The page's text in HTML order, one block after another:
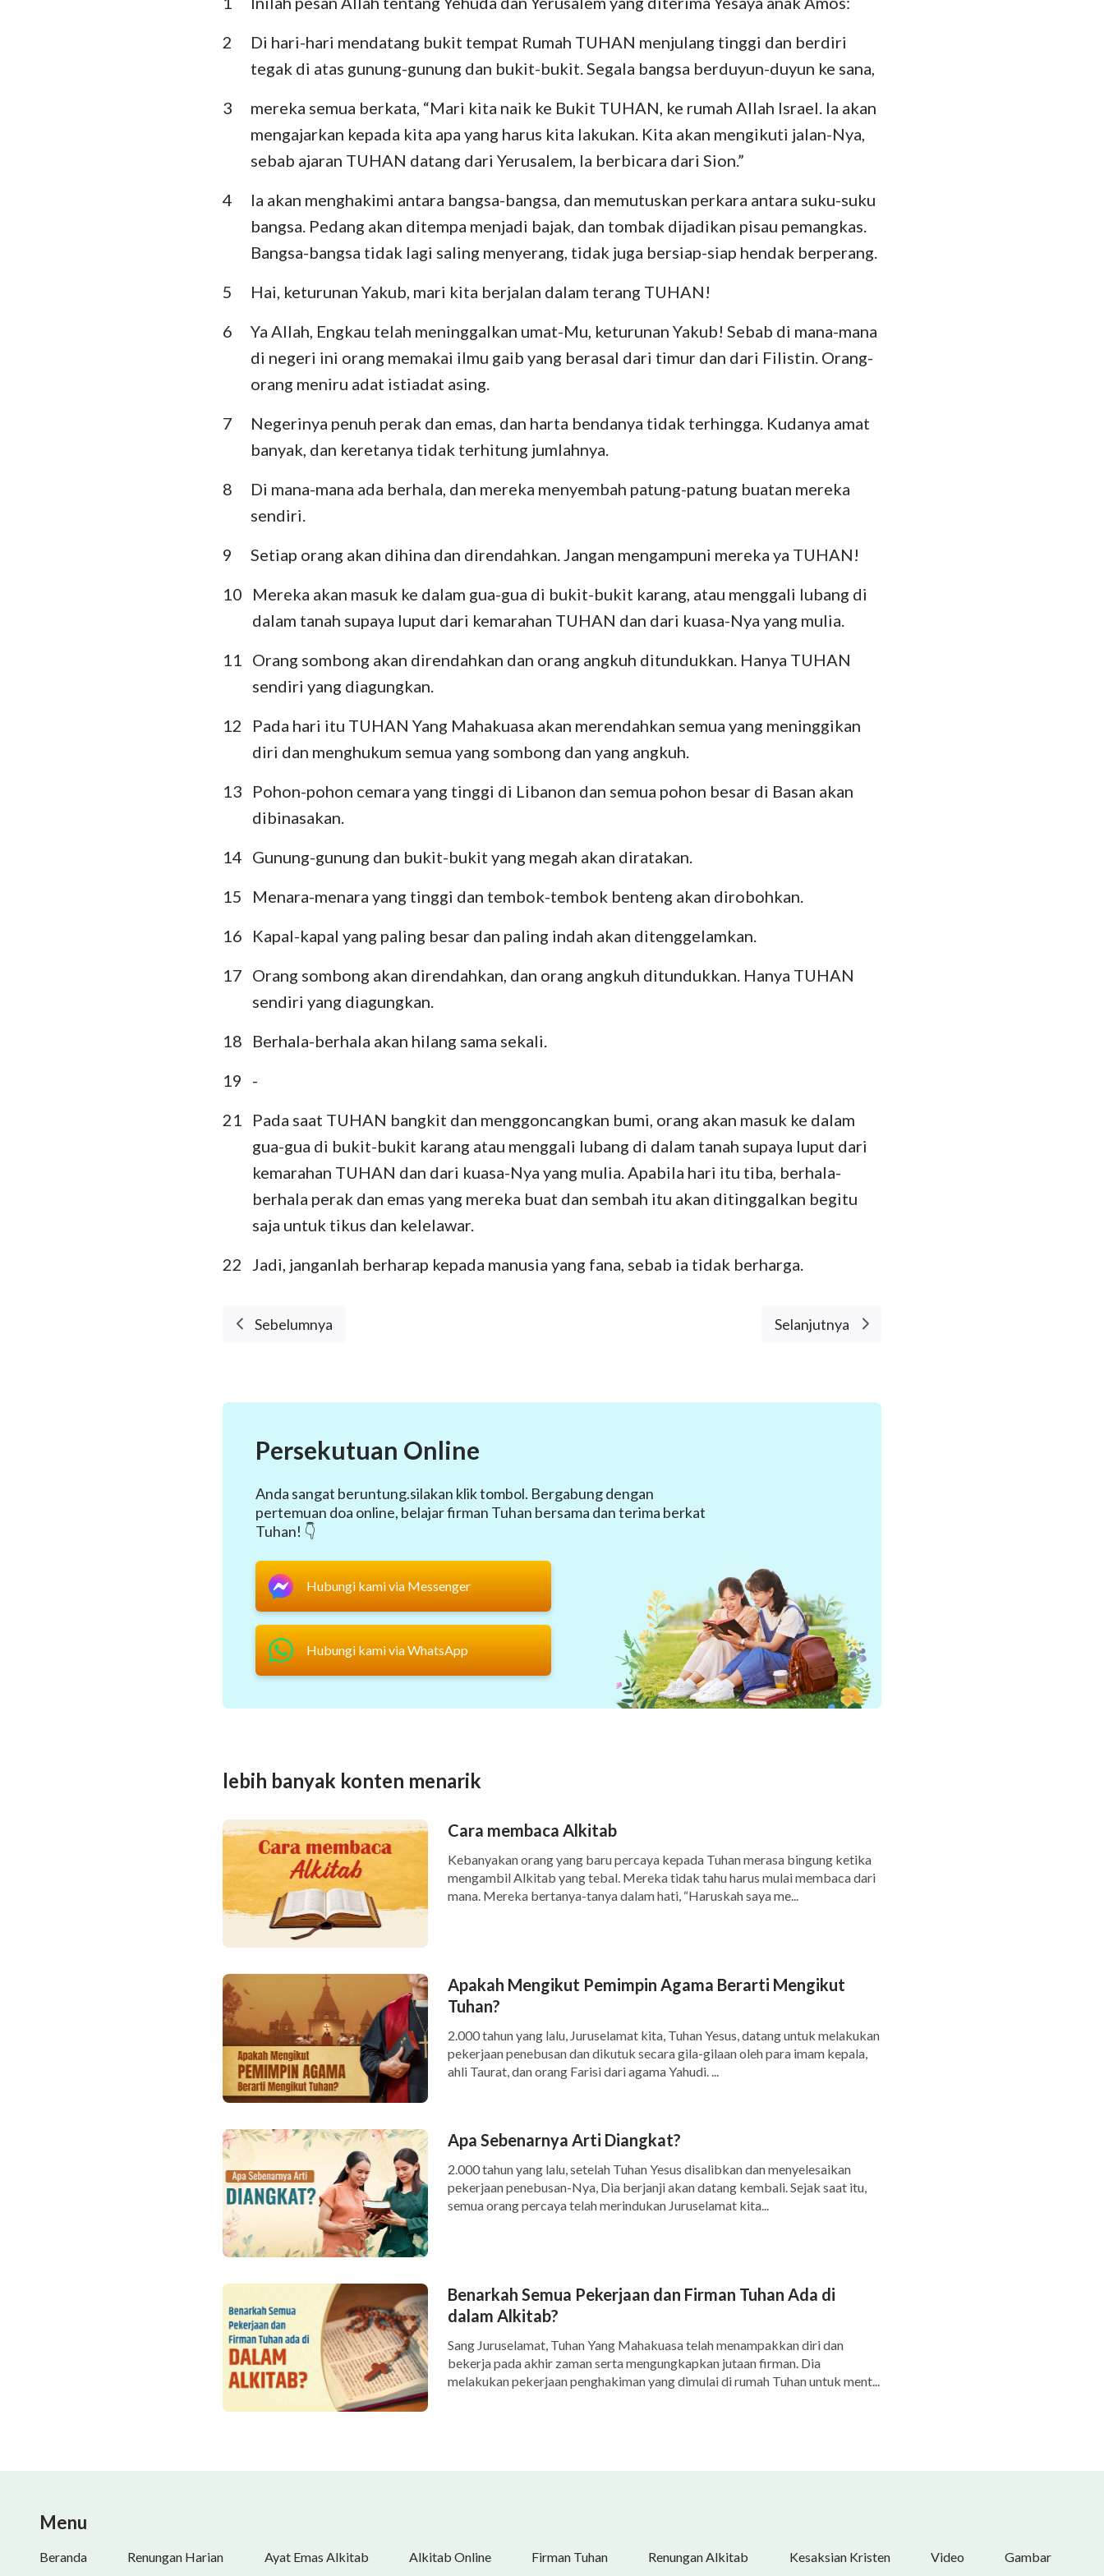
Ulangan Yosua
Hakim-Hakim Rut
I Samuel II Samuel
I Raja-Raja II Raja-Raja
Ezra Nehemia
Ester Ayub
Mazmur Amsal
Pengkhotbah Kidung Agung
Yesaya Yeremia
Daniel Hosea
Hagai Zakharia
Maleakhi
Kisah Roma
I Korintus II Korintus
Galatia Efesus
Filipi Kolose
I Timotius II Timotius
Titus Filemon
Ibrani
I Petrus II Petrus
I Yohanes II Yohanes
Wahyu
37 38 41
42
51 52 53 54
56
57
58 59 60 61 62
2
Di hari-hari mendatang bukit tempat Rumah TUHAN menjulang tinggi dan berdiri
tegak di atas gunung-gunung dan bukit-bukit. Segala bangsa berduyun-duyun ke sana,
3
mereka semua berkata, “Mari kita naik ke Bukit TUHAN, ke rumah Allah Israel. Ia akan
mengajarkan kepada kita apa yang harus kita lakukan. Kita akan mengikuti jalan-Nya,
sebab ajaran TUHAN datang dari Yerusalem, Ia berbicara dari Sion.”
4
Ia akan menghakimi antara bangsa-bangsa, dan memutuskan perkara antara suku-suku
bangsa. Pedang akan ditempa menjadi bajak, dan tombak dijadikan pisau pemangkas.
Bangsa-bangsa tidak lagi saling menyerang, tidak juga bersiap-siap hendak berperang.
5
Hai, keturunan Yakub, mari kita berjalan dalam terang TUHAN!
6
Ya Allah, Engkau telah meninggalkan umat-Mu, keturunan Yakub! Sebab di mana-mana
di negeri ini orang memakai ilmu gaib yang berasal dari timur dan dari Filistin. Orang-
orang meniru adat istiadat asing.
7
Negerinya penuh perak dan emas, dan harta bendanya tidak terhingga. Kudanya amat
banyak, dan keretanya tidak terhitung jumlahnya.
8
Di mana-mana ada berhala, dan mereka menyembah patung-patung buatan mereka
sendiri.
9
Setiap orang akan dihina dan direndahkan. Jangan mengampuni mereka ya TUHAN!
10
Mereka akan masuk ke dalam gua-gua di bukit-bukit karang, atau menggali lubang di
dalam tanah supaya luput dari kemarahan TUHAN dan dari kuasa-Nya yang mulia.
11 Orang sombong akan direndahkan dan orang angkuh ditundukkan. Hanya TUHAN
sendiri yang diagungkan.
12
Pada hari itu TUHAN Yang Mahakuasa akan merendahkan semua yang meninggikan
diri dan menghukum semua yang sombong dan yang angkuh.
13
Pohon-pohon cemara yang tinggi di Libanon dan semua pohon besar di Basan akan
dibinasakan.
14 Gunung-gunung dan bukit-bukit yang megah akan diratakan.
15
Menara-menara yang tinggi dan tembok-tembok benteng akan dirobohkan.
16
Kapal-kapal yang paling besar dan paling indah akan ditenggelamkan.
17 Orang sombong akan direndahkan, dan orang angkuh ditundukkan. Hanya TUHAN
sendiri yang diagungkan.
18
Berhala-berhala akan hilang sama sekali.
19
-
21
Pada saat TUHAN bangkit dan menggoncangkan bumi, orang akan masuk ke dalam
gua-gua di bukit-bukit karang atau menggali lubang di dalam tanah supaya luput dari
kemarahan TUHAN dan dari kuasa-Nya yang mulia. Apabila hari itu tiba, berhala-
berhala perak dan emas yang mereka buat dan sembah itu akan ditinggalkan begitu
saja untuk tikus dan kelelawar.
22 Jadi, janganlah berharap kepada manusia yang fana, sebab ia tidak berharga.
Sebelumnya Selanjutnya
Persekutuan Online
Anda sangat beruntung.silakan klik tombol. Bergabung dengan
pertemuan doa online, belajar firman Tuhan bersama dan terima berkat
Tuhan! 👇
Hubungi kami via Messenger
Hubungi kami via WhatsApp
lebih banyak konten menarik
Cara membaca Alkitab
Kebanyakan orang yang baru percaya kepada Tuhan merasa bingung ketika
mengambil Alkitab yang tebal. Mereka tidak tahu harus mulai membaca dari
mana. Mereka bertanya-tanya dalam hati, “Haruskah saya me...
Apakah Mengikut Pemimpin Agama Berarti Mengikut
Tuhan?
2.000 tahun yang lalu, Juruselamat kita, Tuhan Yesus, datang untuk melakukan
pekerjaan penebusan dan dikutuk secara gila-gilaan oleh para imam kepala,
ahli Taurat, dan orang Farisi dari agama Yahudi. ...
Apa Sebenarnya Arti Diangkat?
2.000 tahun yang lalu, setelah Tuhan Yesus disalibkan dan menyelesaikan
pekerjaan penebusan-Nya, Dia berjanji akan datang kembali. Sejak saat itu,
semua orang percaya telah merindukan Juruselamat kita...
Benarkah Semua Pekerjaan dan Firman Tuhan Ada di
dalam Alkitab?
Sang Juruselamat, Tuhan Yang Mahakuasa telah menampakkan diri dan
bekerja pada akhir zaman serta mengungkapkan jutaan firman. Dia
melakukan pekerjaan penghakiman yang dimulai di rumah Tuhan untuk ment...
Menu
Beranda Renungan Harian Ayat Emas Alkitab Alkitab Online Firman Tuhan Renungan Alkitab Kesaksian Kristen Video Gambar